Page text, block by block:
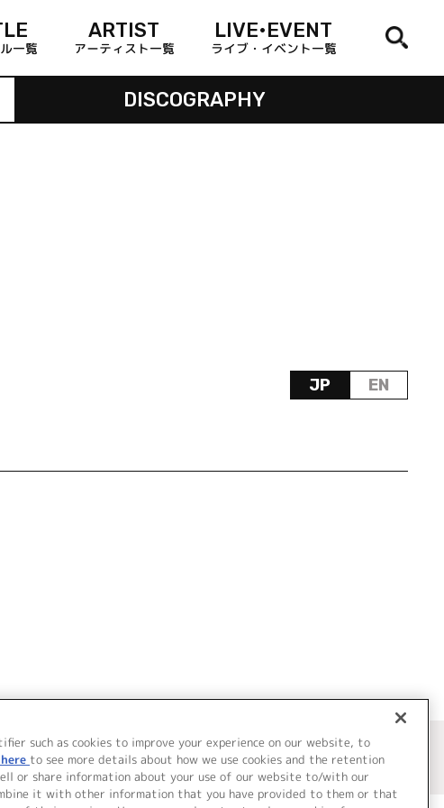
一覧
ARTIST
アーティスト一覧
LIVE•EVENT
ライブ・イベント一覧
DISCOGRAPHY
JP EN
such as cookies to improve your experience on our website, to
here to see more details about how we use cookies and the retention
or share information about your use of our website to/with our
it with other information that you have provided to them or that